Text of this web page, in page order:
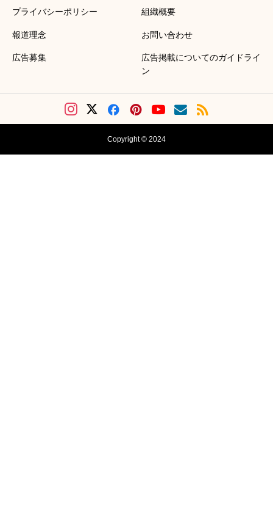
プライバシーポリシー 組織概要
報道理念 お問い合わせ
広告募集
広告掲載についてのガイドライ
ン
Copyright © 2024